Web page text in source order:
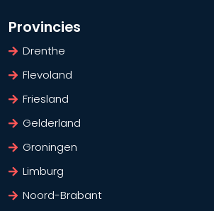
Provincies
Drenthe
Flevoland
Friesland
Gelderland
Groningen
Limburg
Noord-Brabant